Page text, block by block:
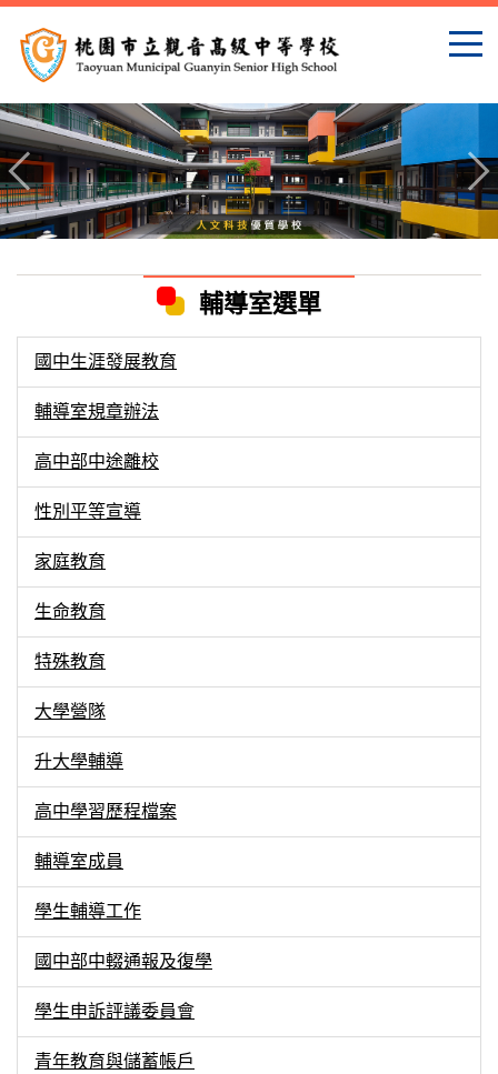
到
主
內
容
區
輔導室選單
國中生涯發展教育
輔導室規章辦法
高中部中途離校
性別平等宣導
家庭教育
生命教育
特殊教育
大學營隊
升大學輔導
高中學習歷程檔案
輔導室成員
學生輔導工作
國中部中輟通報及復學
學生申訴評議委員會
青年教育與儲蓄帳戶